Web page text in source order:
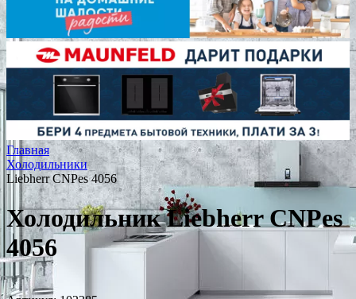
Главная
Холодильники
Liebherr CNPes 4056
Холодильник Liebherr CNPes
4056